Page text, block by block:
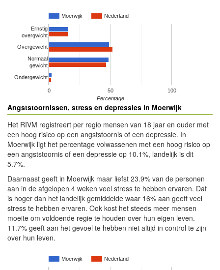
Moerwijk Nederland
0 50 100
Ernstig
overgwicht
Overgewicht
Normaal
gewicht
Ondergewicht
Percentage
Angststoornissen, stress en depressies in Moerwijk
Het RIVM registreert per regio mensen van 18 jaar en ouder met
een hoog risico op een angststoornis of een depressie. In
Moerwijk ligt het percentage volwassenen met een hoog risico op
een angststoornis of een depressie op 10.1%, landelijk is dit
5.7%.
Daarnaast geeft in Moerwijk maar liefst 23.9% van de personen
aan in de afgelopen 4 weken veel stress te hebben ervaren. Dat
is hoger dan het landelijk gemiddelde waar 16% aan geeft veel
stress te hebben ervaren. Ook kost het steeds meer mensen
moeite om voldoende regie te houden over hun eigen leven.
11.7% geeft aan het gevoel te hebben niet altijd in control te zijn
over hun leven.
Moerwijk Nederland